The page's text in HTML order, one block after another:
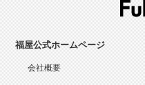
福屋公式ホームページ
会社概要